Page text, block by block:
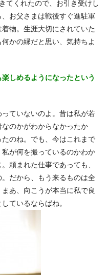
てくれたので、お引き受けし
お父さまは戦後すぐ進駐軍
物。生涯大切にされていた
かの縁だと思い、気持ちよ
しめるようになったという
ていないのよ。昔は私が若
のかがわからなかったか
のね。でも、今はこれまで
が何を撮っているのかわか
頼まれた仕事であっても、
だから、もう来るものは全
あ、向こうが本当に私で良
ているならばね。